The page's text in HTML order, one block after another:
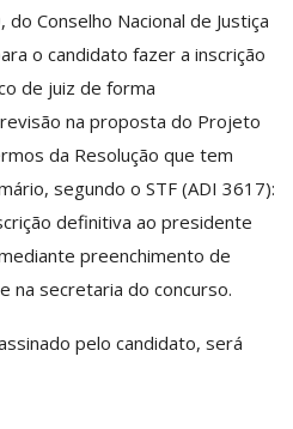
Conselho Nacional de Justiça
o candidato fazer a inscrição
de juiz de forma
na proposta do Projeto
da Resolução que tem
segundo o STF (ADI 3617):
definitiva ao presidente
preenchimento de
na secretaria do concurso.
pelo candidato, será